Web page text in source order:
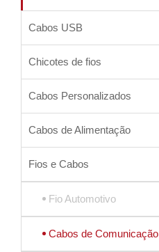
Cabos USB
Chicotes de fios
Cabos Personalizados
Cabos de Alimentação
Fios e Cabos
Fio Automotivo
Cabos de Comunicação